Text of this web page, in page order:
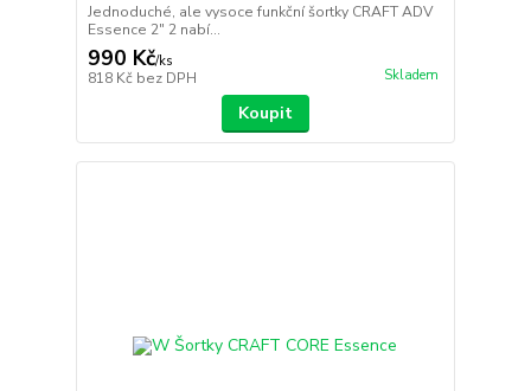
Jednoduché, ale vysoce funkční šortky CRAFT ADV
Essence 2" 2 nabí...
990 Kč/ks
818 Kč bez DPH Skladem
Koupit